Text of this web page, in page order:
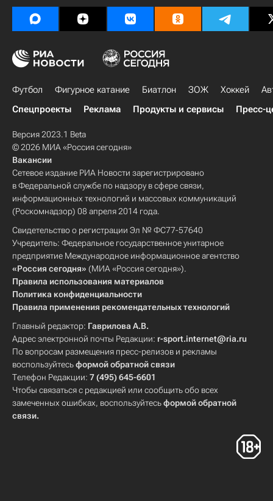
Футбол Фигурное катание Биатлон ЗОЖ Хоккей
Спецпроекты
Реклама Продукты и сервисы Пресс-
Версия 2023.1 Beta
© 2026 МИА «Россия сегодня»
Вакансии
Сетевое издание РИА Новости зарегистрировано
в Федеральной службе по надзору в сфере связи,
информационных технологий и массовых коммуникаций
(Роскомнадзор) 08 апреля 2014 года.
Свидетельство о регистрации Эл № ФС77-57640
Учредитель: Федеральное государственное унитарное
предприятие Международное информационное агентство
«Россия сегодня» (МИА «Россия сегодня»).
Правила использования материалов
Политика конфиденциальности
Правила применения рекомендательных технологий
Главный редактор: Гаврилова А.В.
Адрес электронной почты Редакции: r-sport.internet@ria.ru
По вопросам размещения пресс-релизов и рекламы
воспользуйтесьформой обратной связи
Телефон Редакции: 7 (495) 645-6601
Чтобы связаться с редакцией или сообщить обо всех
замеченных ошибках, воспользуйтесьформой обратной
связи.